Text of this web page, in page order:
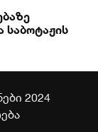
საბოტაჟის
2024